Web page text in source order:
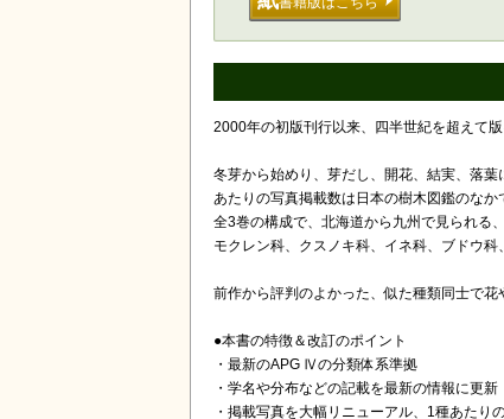
2000年の初版刊行以来、四半世紀を超えて
冬芽から始めり、芽だし、開花、結実、落
あたりの写真掲載数は日本の樹木図鑑のなか
全3巻の構成で、北海道から九州で見られる
モクレン科、クスノキ科、イネ科、ブドウ
前作から評判のよかった、似た種類同士で
●本書の特徴＆改訂のポイント
・最新のAPG Ⅳの分類体系準拠
・学名や分布などの記載を最新の情報に更新
・掲載写真を大幅リニューアル、1種あたり